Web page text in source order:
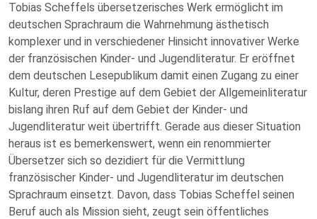
Tobias Scheffels übersetzerisches Werk ermöglicht im
deutschen Sprachraum die Wahrnehmung ästhetisch
komplexer und in verschiedener Hinsicht innovativer Werke
der französischen Kinder- und Jugendliteratur. Er eröffnet
dem deutschen Lesepublikum damit einen Zugang zu einer
Kultur, deren Prestige auf dem Gebiet der Allgemeinliteratur
bislang ihren Ruf auf dem Gebiet der Kinder- und
Jugendliteratur weit übertrifft. Gerade aus dieser Situation
heraus ist es bemerkenswert, wenn ein renommierter
Übersetzer sich so dezidiert für die Vermittlung
französischer Kinder- und Jugendliteratur im deutschen
Sprachraum einsetzt. Davon, dass Tobias Scheffel seinen
Beruf auch als Mission sieht, zeugt sein öffentliches